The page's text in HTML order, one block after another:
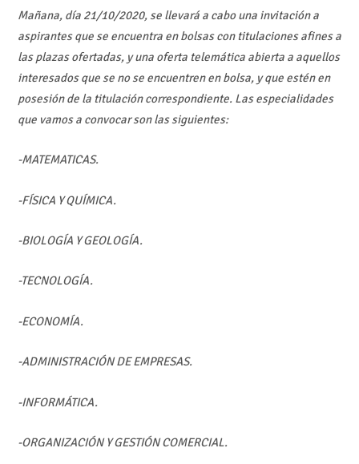
Mañana, día 21/10/2020, se llevará a cabo una invitación a
aspirantes que se encuentra en bolsas con titulaciones afines a
las plazas ofertadas, y una oferta telemática abierta a aquellos
interesados que se no se encuentren en bolsa, y que estén en
posesión de la titulación correspondiente. Las especialidades
que vamos a convocar son las siguientes:
-MATEMATICAS.
-FÍSICA Y QUÍMICA.
-BIOLOGÍA Y GEOLOGÍA.
-TECNOLOGÍA.
-ECONOMÍA.
-ADMINISTRACIÓN DE EMPRESAS.
-INFORMÁTICA.
-ORGANIZACIÓN Y GESTIÓN COMERCIAL.